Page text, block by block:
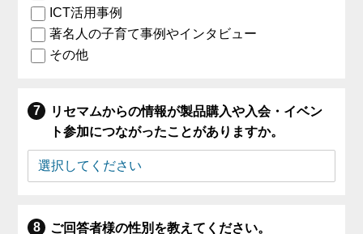
ICT活用事例
著名人の子育て事例やインタビュー
その他
リセマムからの情報が製品購入や入会・イベン
ト参加につながったことがありますか。
ご回答者様の性別を教えてください。